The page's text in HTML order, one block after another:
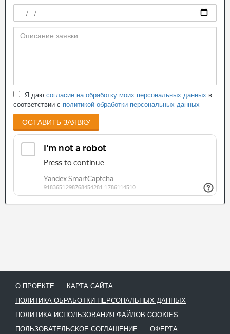
Я даю согласие на обработку моих персональных данных в
соответствии с политикой обработки персональных данных
ОСТАВИТЬ ЗАЯВКУ
О ПРОЕКТЕ
КАРТА САЙТА
ПОЛИТИКА ОБРАБОТКИ ПЕРСОНАЛЬНЫХ ДАННЫХ
ПОЛИТИКА ИСПОЛЬЗОВАНИЯ ФАЙЛОВ COOKIES
ПОЛЬЗОВАТЕЛЬСКОЕ СОГЛАШЕНИЕ
ОФЕРТА